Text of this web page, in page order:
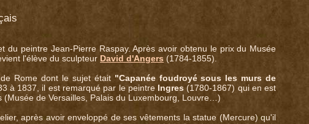
peintre Jean-Pierre Raspay. Après avoir obtenu le prix du Musée
l'élève du sculpteur David d'Angers (1784-1855).
Rome dont le sujet était "Capanée foudroyé sous les murs de
à 1837, il est remarqué par le peintre Ingres (1780-1867) qui en est
de Versailles, Palais du Luxembourg, Louvre…)
après avoir enveloppé de ses vêtements la statue (Mercure) qu'il